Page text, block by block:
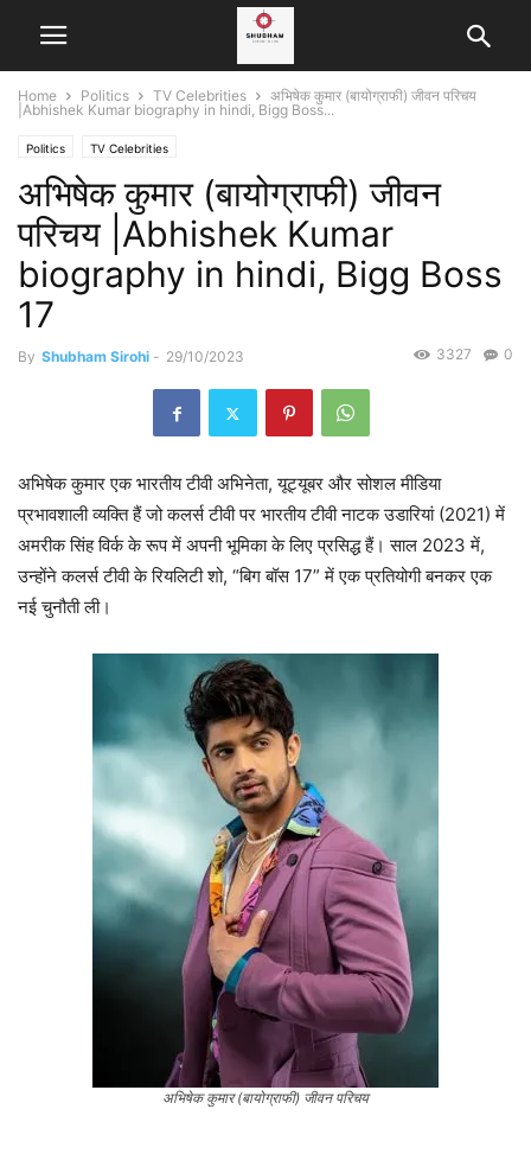
Home Politics TV Celebrities
अभिषेक कुमार (बायोग्राफी) जीवन परिचय
|Abhishek Kumar biography in hindi, Bigg Boss...
Politics TV Celebrities
अभिषेक कुमार (बायोग्राफी) जीवन
परिचय |Abhishek Kumar
biography in hindi, Bigg Boss
17
By Shubham Sirohi - 29/10/2023 0
3327
अभिषेक कुमार एक भारतीय टीवी अभिनेता, यूट्यूबर और सोशल मीडिया
प्रभावशाली व्यक्ति हैं जो कलर्स टीवी पर भारतीय टीवी नाटक उडारियां (2021) में
अमरीक सिंह विर्क के रूप में अपनी भूमिका के लिए प्रसिद्ध हैं। साल 2023 में,
उन्होंने कलर्स टीवी के रियलिटी शो, “बिग बॉस 17” में एक प्रतियोगी बनकर एक
नई चुनौती ली।
अभिषेक कुमार (बायोग्राफी) जीवन परिचय